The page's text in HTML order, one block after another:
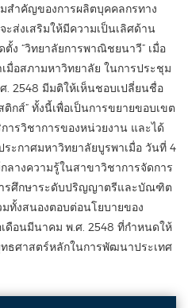
สำคัญของการผลิตบุคคลกรทาง
ส่งเสริมให้มีความเป็นเลิศด้าน
ตั้ง “วิทยาลัยการพาณิชยนาวี” เมื่อ
มื่อสภามหาวิทยาลัย ในการประชุม
. 2548 มีมติให้เห็นชอบเปลี่ยนชื่อ
กส์” ทั้งนี้เพื่อเป็นการขยายขอบเขต
ารวิชาการของหน่วยงาน และได้
ะกาศมหาวิทยาลัยบูรพาเมื่อ วันที่ 4
ลางความรู้ในสาขาวิชาการจัดการ
รศึกษาระดับปริญญาตรีและบัณฑิต
ทั้งสนองตอบต่อนโยบายของ
ดือนมีนาคม พ.ศ. 2548 ที่กำหนดให้
ธศาสตร์หลักในการพัฒนาประเทศ